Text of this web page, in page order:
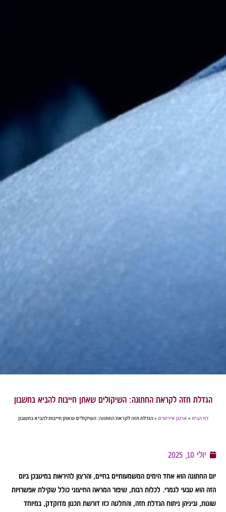
הגדלת חזה לקראת החתונה: השיקולים שאתן חייבות להביא בחשבון
דף הבית»ארגון אירועים»הגדלת חזה לקראת החתונה: השיקולים שאתן חייבות להביא בחשבון
יולי 10, 2025
יום החתונה הוא אחד הימים המשמעותיים בחיים, והרצון להיראות במיטבכן ביום
הזה הוא טבעי לגמרי. לכלות רבות, שיפור המראה החיצוני כולל שקילת אפשרויות
שונות, וביניהן ניתוח הגדלת חזה, והחלטה כזו דורשת תכנון מדוקדק, במיוחד